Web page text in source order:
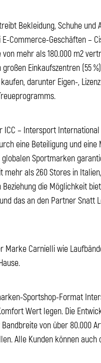
Bekleidung, Schuhe und
Commerce-Geschäften –
mehr als 180.000 m2
Einkaufszentren (55
darunter Eigen-,
– Intersport
eine Beteiligung und
Sportmarken
als 260 Stores in
die Möglichkeit
das an den Partner Snatt
Carnielli wie
Sportshop-Format
Wert legen. Die
von über 80.000
Alle Kunden können